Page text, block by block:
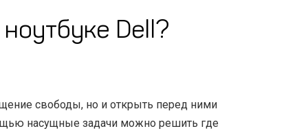
Dell?
свободы, но и открыть перед ними
насущные задачи можно решить где